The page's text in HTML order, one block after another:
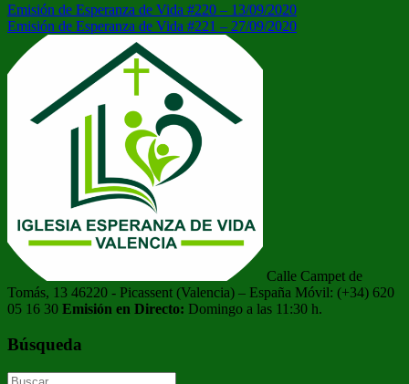
Navegación
de
entradas
Entrada
anterior:
Emisión de Esperanza de Vida #220 – 13/09/2020
Siguiente
entrada:
Emisión de Esperanza de Vida #221 – 27/09/2020
Calle Campet de
Tomás, 13 46220 - Picassent (Valencia) – España Móvil: (+34) 620
05 16 30 Emisión en Directo: Domingo a las 11:30 h.
Búsqueda
Buscar: